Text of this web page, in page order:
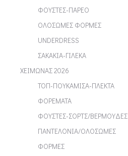
ΦΟΥΣΤΕΣ-ΠΑΡΕΟ
ΟΛΟΣΩΜΕΣ ΦΟΡΜΕΣ
UNDERDRESS
ΣΑΚΑΚΙΑ-ΓΙΛΕΚΑ
ΧΕΙΜΩΝΑΣ 2026
ΤΟΠ-ΠΟΥΚΑΜΙΣΑ-ΠΛΕΚΤΑ
ΦΟΡΕΜΑΤΑ
ΦΟΥΣΤΕΣ-ΣΟΡΤΣ/ΒΕΡΜΟΥΔΕΣ
ΠΑΝΤΕΛΟΝΙΑ/ΟΛΟΣΩΜΕΣ
ΦΟΡΜΕΣ